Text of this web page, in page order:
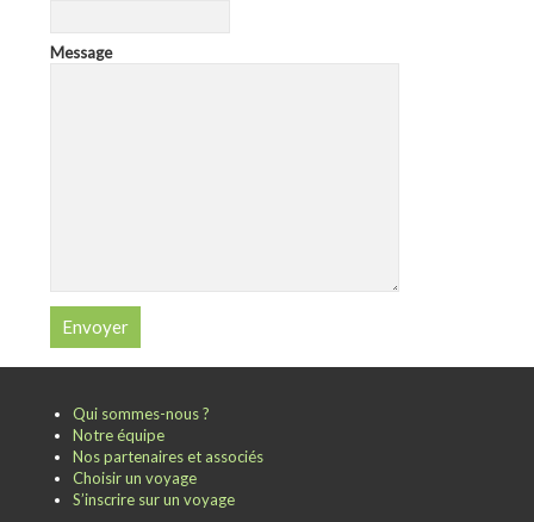
Message
Qui sommes-nous ?
Notre équipe
Nos partenaires et associés
Choisir un voyage
S’inscrire sur un voyage